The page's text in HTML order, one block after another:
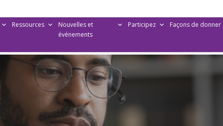
Ressources
Nouvelles et
événements
Participez Façons de donner